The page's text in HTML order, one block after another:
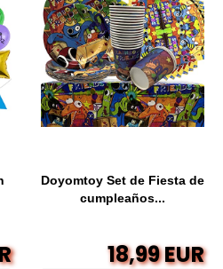
Doyomtoy Set de Fiesta de
cumpleaños...
18,99 EUR